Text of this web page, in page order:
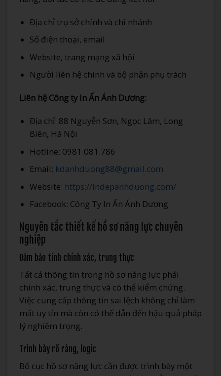
Địa chỉ trụ sở chính và chi nhánh
Số điện thoại, email
Website, trang mạng xã hội
Người liên hệ chính và bộ phận phụ trách
Liên hệ Công ty In Ấn Ánh Dương:
Địa chỉ: 88 Nguyễn Sơn, Ngọc Lâm, Long
Biên, Hà Nội
Hotline: 0981.081.786
Email: kdanhduong88@gmail.com
Website: https://indepanhduong.com/
Facebook: Công Ty In Ấn Ánh Dương
Nguyên tắc thiết kế hồ sơ năng lực chuyên
nghiệp
Đảm bảo tính chính xác, trung thực
Tất cả thông tin trong hồ sơ năng lực phải
chính xác, trung thực và có thể kiểm chứng.
Việc cung cấp thông tin sai lệch không chỉ làm
mất uy tín mà còn có thể dẫn đến hậu quả pháp
lý nghiêm trọng.
Trình bày rõ ràng, logic
Bố cục hồ sơ năng lực cần được trình bày một